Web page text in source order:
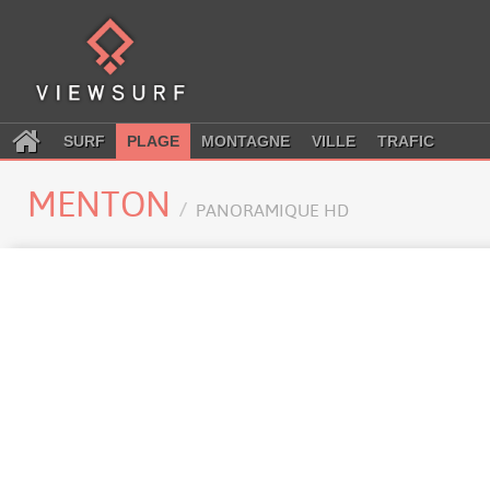
SURF PLAGE MONTAGNE VILLE TRAFIC
MENTON PANORAMIQUE HD